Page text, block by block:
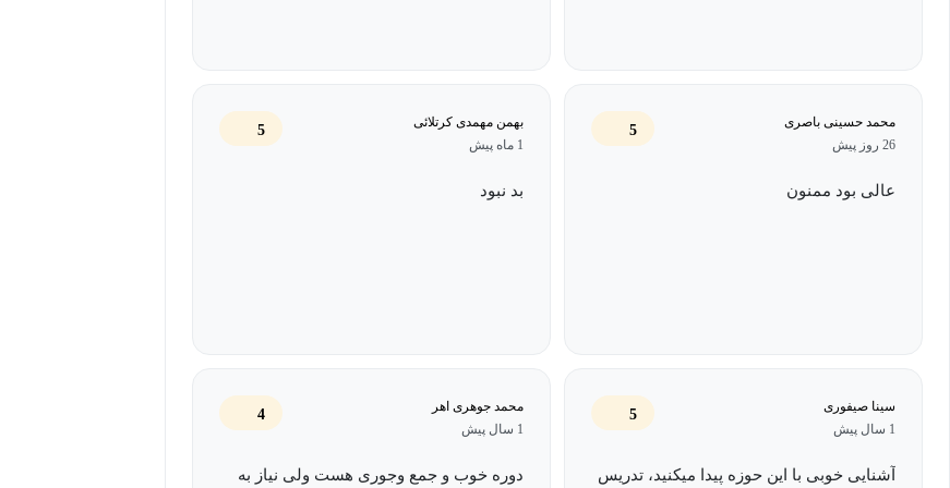
محمد حسینی باصری
26 روز پیش
5
عالی بود ممنون
بهمن مهمدی کرتلائی
1 ماه پیش
5
بد نبود
سینا صیفوری
1 سال پیش
5
آشنایی خوبی با این حوزه پیدا میکنید، تدریس
محمد جوهری اهر
1 سال پیش
4
دوره خوب و جمع وجوری هست ولی نیاز به